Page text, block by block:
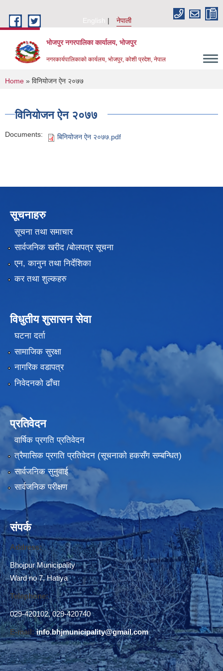
English
नेपाली
भोजपुर नगरपालिका कार्यालय, भाेजपुर
नगरकार्यपालिकाकाे कार्यलय, भाेजपुर, कोशी प्रदेश, नेपाल
You are here
Home » विनियोजन ऐन २०७७
विनियोजन ऐन २०७७
Documents: बिनियोजन ऐन २०७७.pdf
सूचनाहरु
सूचना तथा समाचार
सार्वजनिक खरीद /बोलपत्र सूचना
एन, कानुन तथा निर्देशिका
कर तथा शुल्कहरु
विधुतीय शुसासन सेवा
घटना दर्ता
सामाजिक सुरक्षा
नागरिक वडापत्र
निवेदनको ढाँचा
प्रतिवेदन
वार्षिक प्रगति प्रतिवेदन
त्रैमासिक प्रगति प्रतिवेदन (सूचनाकाे हकसँग सम्बन्धित)
सार्वजनिक सुनुवाई
सार्वजनिक परीक्षण
संपर्क
Address:
Bhojpur Municipality
Ward no 7, Hatiya
Telephone:
029-420102,029-420740
E-mail:info.bhjmunicipality@gmail.com